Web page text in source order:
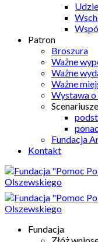
Patron
Broszura
Ważne
Ważne
Ważne
Wystawa
Fundacja
Kontakt
Fundacja